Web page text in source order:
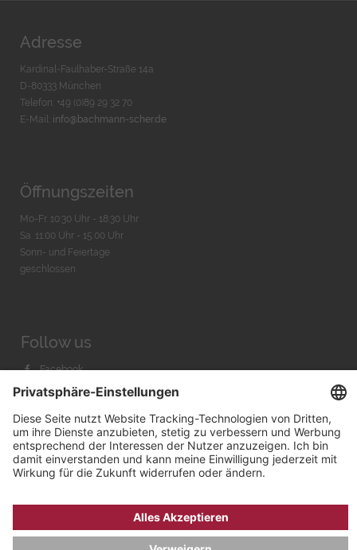
Adresse
Kardinal-Faulhaber-Straße 14a
D-80333 München
Telefon: +49 (0)89 29 32 70
E-Mail: info@bachmann-scher.de
Öffnungszeiten
Mo-Fr. 10:30 Uhr - 18:30 Uhr
Sa. 11:00 Uhr - 15.00 Uhr
Sonn- und Feiertage
geschlossen
Follow us
Facebook
Instagram
Youtube
Bachmann & Scher GmbH / Watchandco GmbH